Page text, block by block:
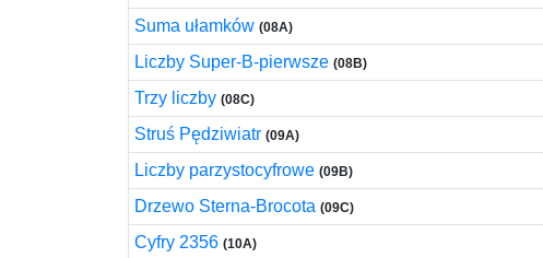
Suma ułamków (08A)
Liczby Super-B-pierwsze (08B)
Trzy liczby (08C)
Struś Pędziwiatr (09A)
Liczby parzystocyfrowe (09B)
Drzewo Sterna-Brocota (09C)
Cyfry 2356 (10A)